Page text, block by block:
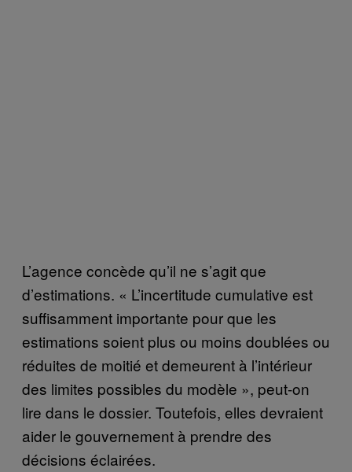
L’agence concède qu’il ne s’agit que
d’estimations. « L’incertitude cumulative est
suffisamment importante pour que les
estimations soient plus ou moins doublées ou
réduites de moitié et demeurent à l’intérieur
des limites possibles du modèle », peut-on
lire dans le dossier. Toutefois, elles devraient
aider le gouvernement à prendre des
décisions éclairées.